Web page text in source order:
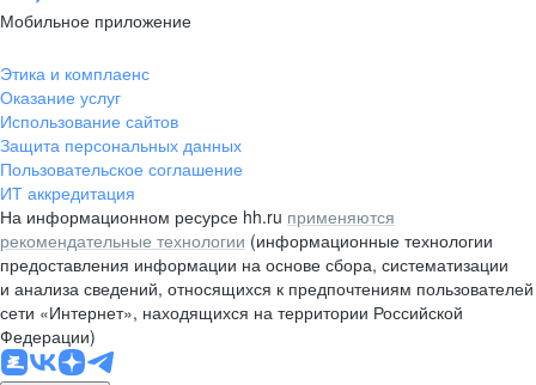
Мобильное приложение
Этика и комплаенс
Оказание услуг
Использование сайтов
Защита персональных данных
Пользовательское соглашение
ИТ аккредитация
На информационном ресурсе hh.ru применяются
рекомендательные технологии (информационные технологии
предоставления информации на основе сбора, систематизации
и анализа сведений, относящихся к предпочтениям пользователей
сети «Интернет», находящихся на территории Российской
Федерации)